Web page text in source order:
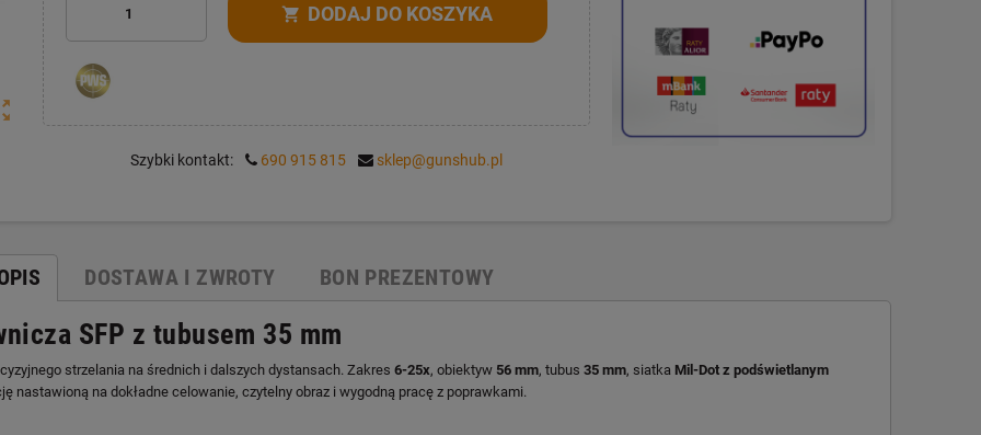
shopping_cart DODAJ DO KOSZYKA
Szybki kontakt: 690 915 815 sklep@gunshub.pl
DOSTAWA I ZWROTY BON PREZENTOWY
SFP z tubusem 35 mm
strzelania na średnich i dalszych dystansach. Zakres 6-25x, obiektyw 56 mm, tubus 35 mm, siatka Mil-Dot z podświetlanym
nastawioną na dokładne celowanie, czytelny obraz i wygodną pracę z poprawkami.